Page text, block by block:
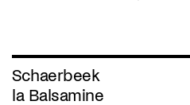
Schaerbeek
la Balsamine